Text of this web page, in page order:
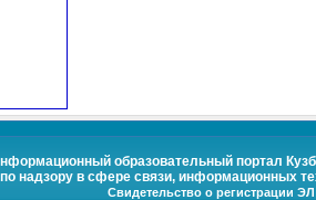
образовательный портал
надзору в сфере связи, информационных
Свидетельство о регистрации